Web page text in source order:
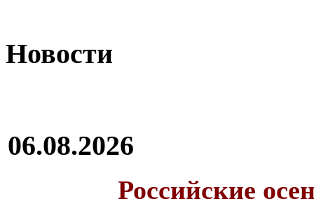
Новости
06.08.2026
Российские